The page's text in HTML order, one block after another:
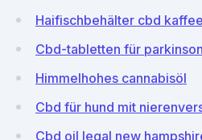
Haifischbehälter cbd
Cbd-tabletten für parkinson
Himmelhohes cannabisöl
Cbd für hund mit
Cbd oil legal new